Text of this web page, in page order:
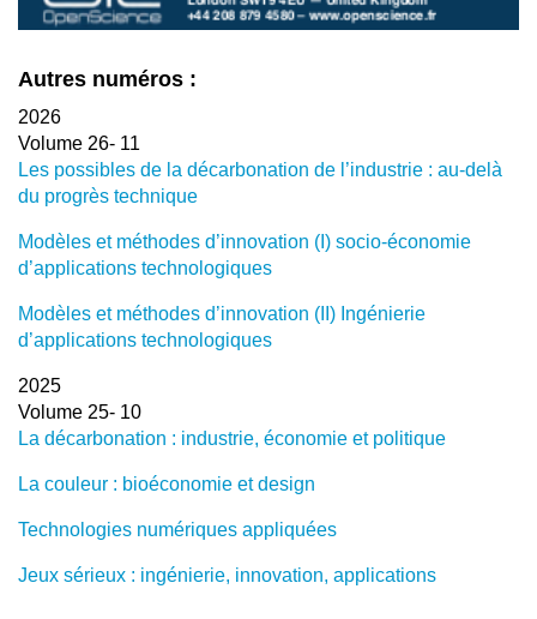
Autres numéros :
2026
Volume 26- 11
Les possibles de la décarbonation de l’industrie : au-delà
du progrès technique
Modèles et méthodes d’innovation (I) socio-économie
d’applications technologiques
Modèles et méthodes d’innovation (II) Ingénierie
d’applications technologiques
2025
Volume 25- 10
La décarbonation : industrie, économie et politique
La couleur : bioéconomie et design
Technologies numériques appliquées
Jeux sérieux : ingénierie, innovation, applications